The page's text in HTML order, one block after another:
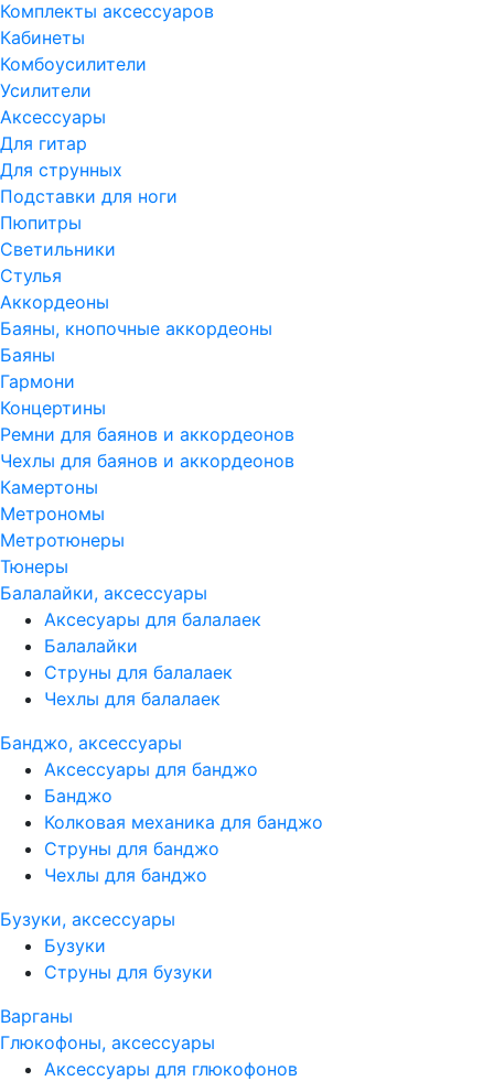
Комплекты аксессуаров
Кабинеты
Комбоусилители
Усилители
Аксессуары
Для гитар
Для струнных
Подставки для ноги
Пюпитры
Светильники
Стулья
Аккордеоны
Баяны, кнопочные аккордеоны
Баяны
Гармони
Концертины
Ремни для баянов и аккордеонов
Чехлы для баянов и аккордеонов
Камертоны
Метрономы
Метротюнеры
Тюнеры
Балалайки, аксессуары
Аксесуары для балалаек
Балалайки
Струны для балалаек
Чехлы для балалаек
Банджо, аксессуары
Аксессуары для банджо
Банджо
Колковая механика для банджо
Струны для банджо
Чехлы для банджо
Бузуки, аксессуары
Бузуки
Струны для бузуки
Варганы
Глюкофоны, аксессуары
Аксессуары для глюкофонов